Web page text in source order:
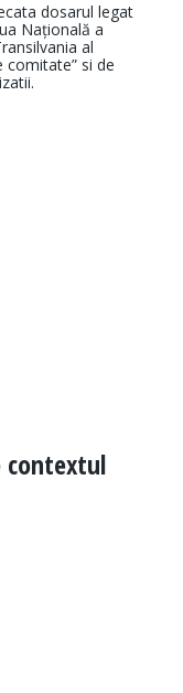
dosarul legat
Națională a
al
comitate” si de
contextul